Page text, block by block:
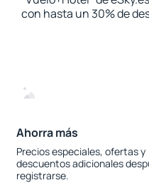
con hasta un 30% de
Ahorra más
Precios especiales, ofertas y
descuentos adicionales
registrarse.